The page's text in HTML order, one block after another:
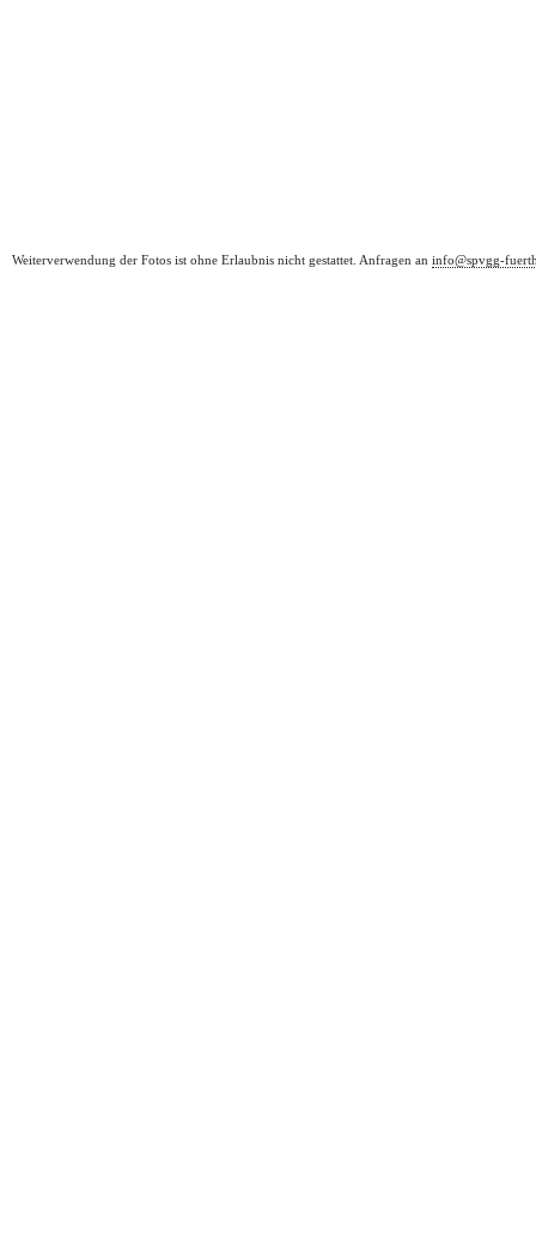
Weiterverwendung der Fotos ist ohne Erlaubnis nicht gestattet. Anfragen an info@spvgg-